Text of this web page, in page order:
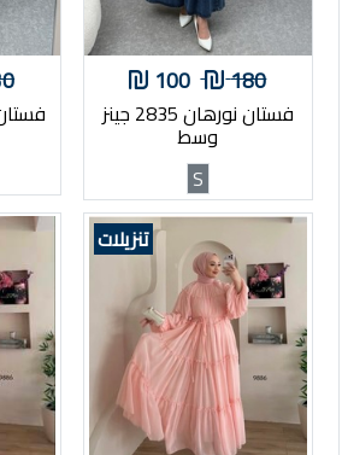
180
100
فستان نورهان 2835 جينز
وسط
S
تنزيلات